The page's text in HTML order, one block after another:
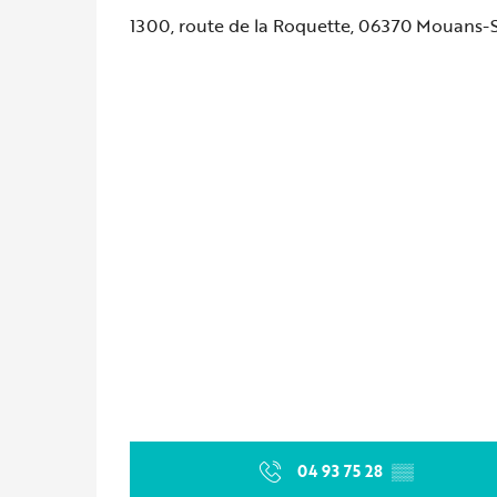
1300, route de la Roquette, 06370 Mouans-
04 93 75 28 ▒▒